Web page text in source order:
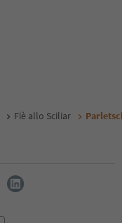
Fiè allo Sciliar